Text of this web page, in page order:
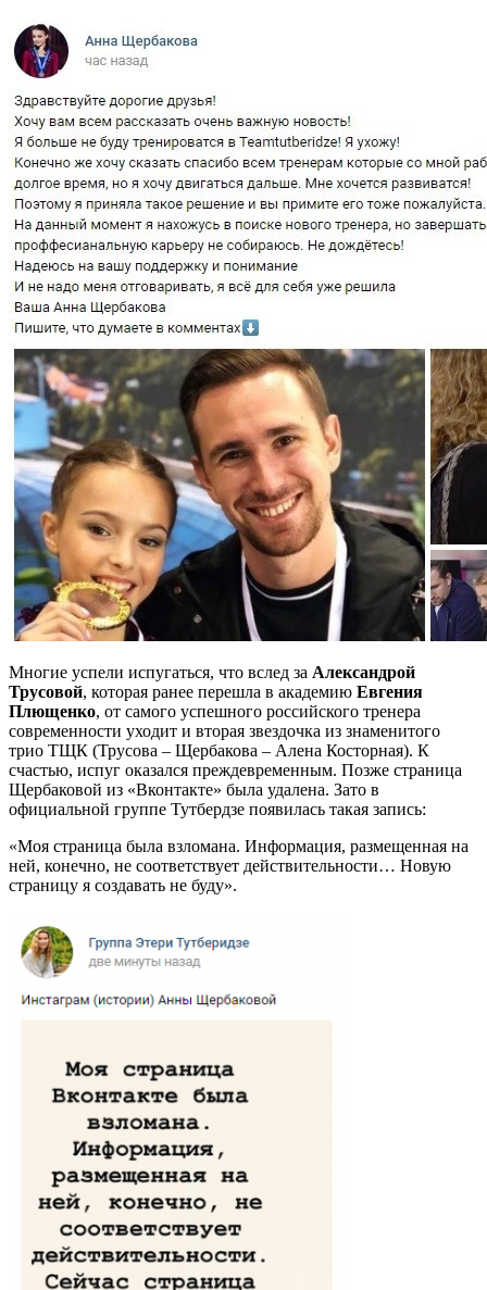
Многие успели испугаться, что вслед за Александрой
Трусовой, которая ранее перешла в академию Евгения
Плющенко, от самого успешного российского тренера
современности уходит и вторая звездочка из знаменитого
трио ТЩК (Трусова – Щербакова – Алена Косторная). К
счастью, испуг оказался преждевременным. Позже страница
Щербаковой из «Вконтакте» была удалена. Зато в
официальной группе Тутбердзе появилась такая запись:
«Моя страница была взломана. Информация, размещенная на
ней, конечно, не соответствует действительности… Новую
страницу я создавать не буду».